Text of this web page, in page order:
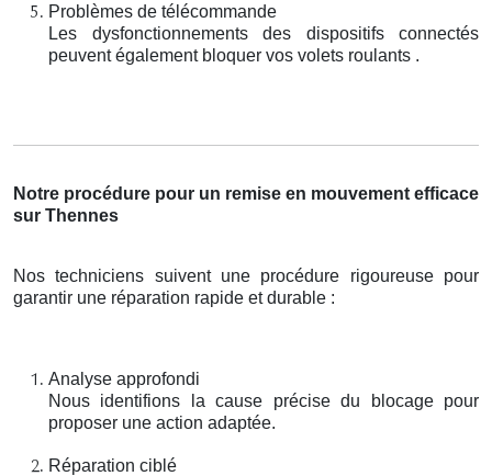
Problèmes de télécommande
Les dysfonctionnements des dispositifs connectés
peuvent également bloquer vos volets roulants .
Notre procédure pour un remise en mouvement efficace
sur Thennes
Nos techniciens suivent une procédure rigoureuse pour
garantir une réparation rapide et durable :
Analyse approfondi
Nous identifions la cause précise du blocage pour
proposer une action adaptée.
Réparation ciblé